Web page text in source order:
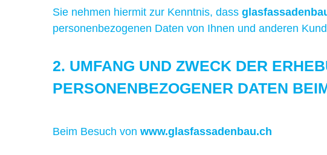
Sie nehmen hiermit zur Kenntnis, dass
personenbezogenen Daten von Ihnen und anderen
2. UMFANG UND ZWECK DER
PERSONENBEZOGENER DATEN
Beim Besuch von www.glasfassadenbau.ch